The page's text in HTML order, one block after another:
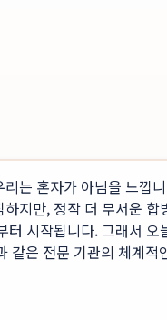
는 혼자가 아님을 느낍
지만, 정작 더 무서운 합
시작됩니다. 그래서 오
같은 전문 기관의 체계적